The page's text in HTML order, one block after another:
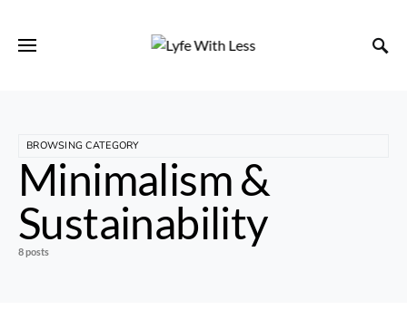
BROWSING CATEGORY
Minimalism &
Sustainability
8 posts